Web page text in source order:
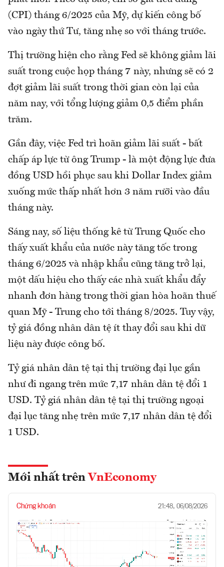
(CPI) tháng 6/2025 của Mỹ, dự kiến công bố
vào ngày thứ Tư, tăng nhẹ so với tháng trước.
Thị trường hiện cho rằng Fed sẽ không giảm lãi
suất trong cuộc họp tháng 7 này, nhưng sẽ có 2
đợt giảm lãi suất trong thời gian còn lại của
năm nay, với tổng lượng giảm 0,5 điểm phần
trăm.
Gần đây, việc Fed trì hoãn giảm lãi suất - bất
chấp áp lực từ ông Trump - là một động lực đưa
đồng USD hồi phục sau khi Dollar Index giảm
xuống mức thấp nhất hơn 3 năm rưỡi vào đầu
tháng này.
Sáng nay, số liệu thống kê từ Trung Quốc cho
thấy xuất khẩu của nước này tăng tốc trong
tháng 6/2025 và nhập khẩu cũng tăng trở lại,
một dấu hiệu cho thấy các nhà xuất khẩu đẩy
nhanh đơn hàng trong thời gian hòa hoãn thuế
quan Mỹ - Trung cho tới tháng 8/2025. Tuy vậy,
tỷ giá đồng nhân dân tệ ít thay đổi sau khi dữ
liệu này được công bố.
Tỷ giá nhân dân tệ tại thị trường đại lục gần
như đi ngang trên mức 7,17 nhân dân tệ đổi 1
USD. Tỷ giá nhân dân tệ tại thị trường ngoại
đại lục tăng nhẹ trên mức 7,17 nhân dân tệ đổi
1 USD.
Mới nhất trên VnEconomy
Chứng khoán 21:48, 06/08/2026